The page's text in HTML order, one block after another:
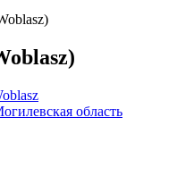
область